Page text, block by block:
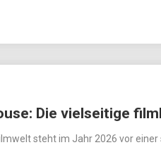
Die vielseitige
steht im Jahr 2026 vor